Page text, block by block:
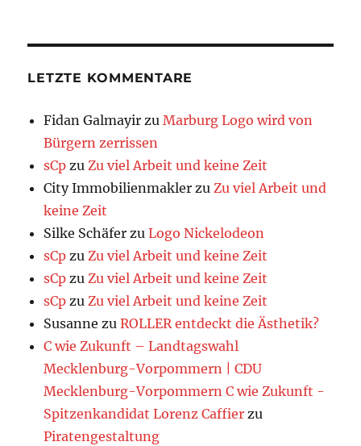
LETZTE KOMMENTARE
Fidan Galmayir zuMarburg Logo wird von
Bürgern zerrissen
sCp zuZu viel Arbeit und keine Zeit
City Immobilienmakler zuZu viel Arbeit und
keine Zeit
Silke Schäfer zuLogo Nickelodeon
sCp zuZu viel Arbeit und keine Zeit
sCp zuZu viel Arbeit und keine Zeit
sCp zuZu viel Arbeit und keine Zeit
Susanne zuROLLER entdeckt die Ästhetik?
C wie Zukunft – Landtagswahl
Mecklenburg-Vorpommern | CDU
Mecklenburg-Vorpommern C wie Zukunft -
Spitzenkandidat Lorenz Caffier zu
Piratengestaltung